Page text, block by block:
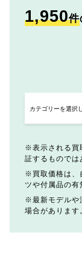
1,950件
表示される買
証するものでは
買取価格は
ツや付属品の有
最新モデルや
場合があります